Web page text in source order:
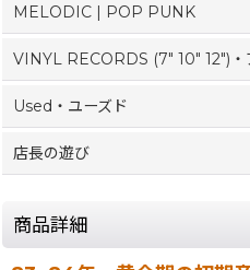
MELODIC | POP PUNK
VINYL RECORDS (7" 10" 12")・
Used・ユーズド
店長の遊び
商品詳細